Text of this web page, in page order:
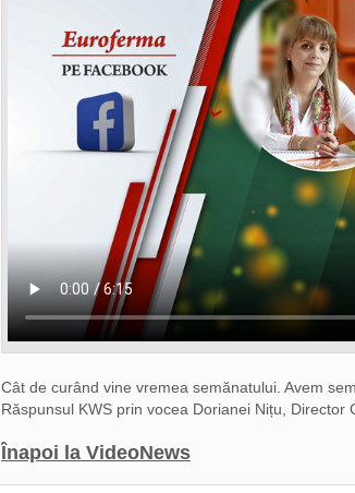
Cât de curând vine vremea semănatului. Avem
Răspunsul KWS prin vocea Dorianei Nițu, Director
Înapoi la VideoNews